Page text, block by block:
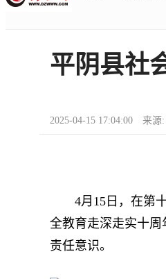
平阴县社
2025-04-15 17:04:00 来
4月15日，在第十
全教育走深走实十
责任意识。